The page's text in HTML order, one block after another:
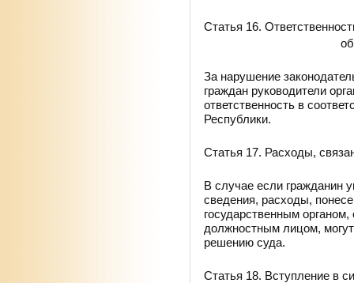
Статья 16.
За нарушение
граждан руководители
ответственность в
Республики.
Статья 17. Расходы,
В случае если гражданин
сведения, расходы,
государственным
должностным лицом,
решению суда.
Статья 18. Вступление в